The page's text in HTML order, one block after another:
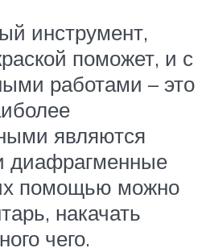
инструмент,
поможет, и с
работами – это
являются
диафрагменные
помощью можно
накачать
чего.